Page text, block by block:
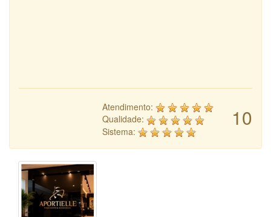
10
Atendimento:
Qualidade:
Sistema: